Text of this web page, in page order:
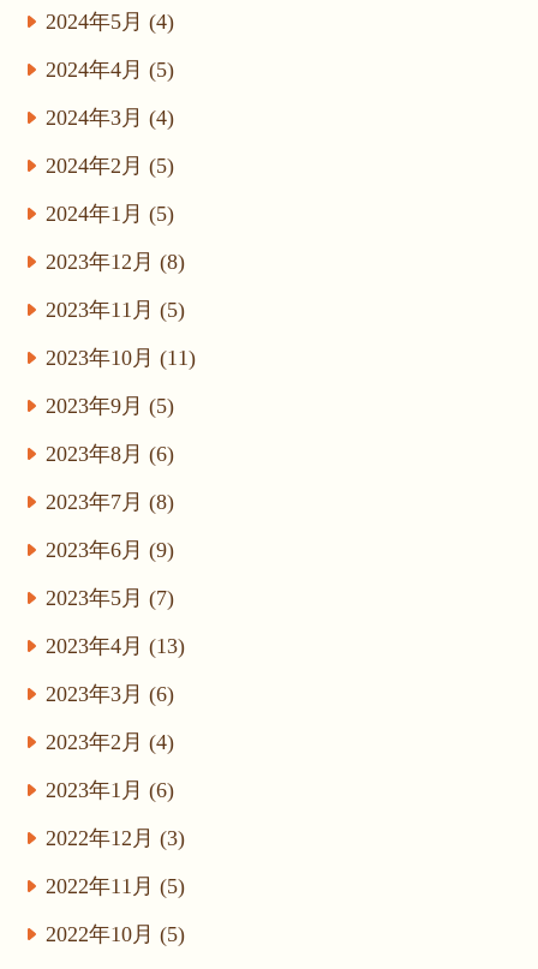
2024年5月 (4)
2024年4月 (5)
2024年3月 (4)
2024年2月 (5)
2024年1月 (5)
2023年12月 (8)
2023年11月 (5)
2023年10月 (11)
2023年9月 (5)
2023年8月 (6)
2023年7月 (8)
2023年6月 (9)
2023年5月 (7)
2023年4月 (13)
2023年3月 (6)
2023年2月 (4)
2023年1月 (6)
2022年12月 (3)
2022年11月 (5)
2022年10月 (5)